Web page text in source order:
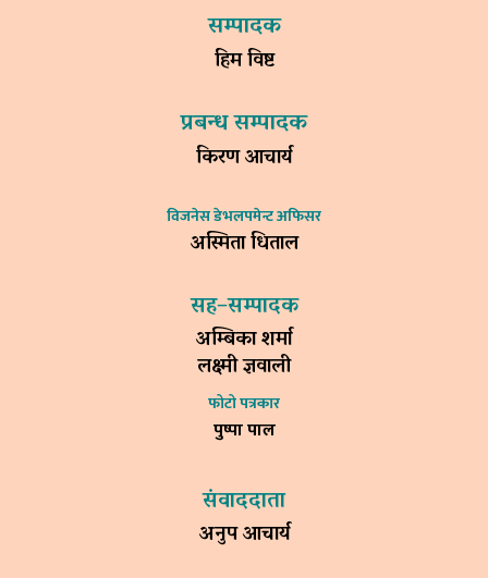
सम्पादक
हिम विष्ट
प्रबन्ध सम्पादक
किरण आचार्य
विजनेस डेभलपमेन्ट अफिसर
अस्मिता धिताल
सह–सम्पादक
अम्बिका शर्मा
लक्ष्मी ज्ञवाली
फोटो पत्रकार
पुष्पा पाल
संवाददाता
अनुप आचार्य